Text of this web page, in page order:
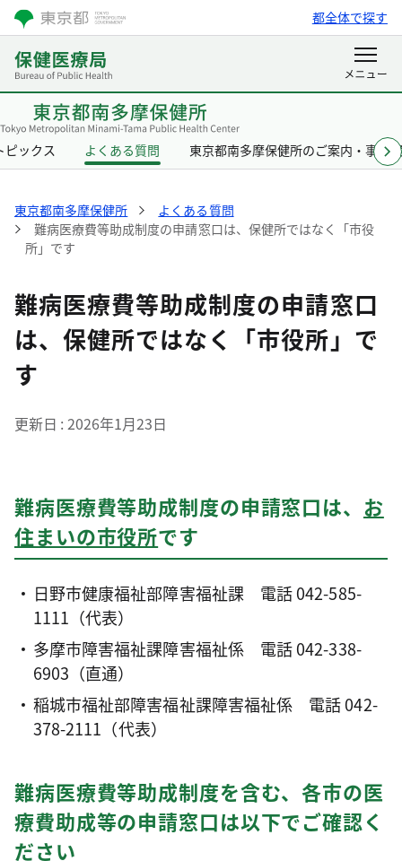
都全体で探す
ピックス よくある質問 東京都南多摩保健所のご案内・事業
東京都南多摩保健所
よくある質問
難病医療費等助成制度の申請窓口は、保健所ではなく「市役
所」です
難病医療費等助成制度の申請窓口
は、保健所ではなく「市役所」で
す
更新日 2026年1月23日
難病医療費等助成制度の申請窓口は、 お
住まいの市役所です
日野市健康福祉部障害福祉課 電話 042-585-
1111（代表）
多摩市障害福祉課障害福祉係 電話 042-338-
6903（直通）
稲城市福祉部障害福祉課障害福祉係 電話 042-
378-2111（代表）
難病医療費等助成制度を含む、各市の医
療費助成等の申請窓口は以下でご確認く
ださい